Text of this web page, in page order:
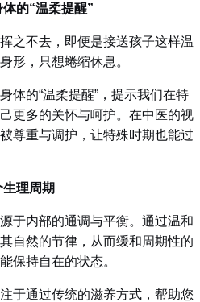
的“温柔提醒”
之不去，即便是接送孩子这样温
形，只想蜷缩休息。
体的“温柔提醒”，提示我们在特
更多的关怀与呵护。在中医的视
尊重与调护，让特殊时期也能过
理周期
于内部的通调与平衡。通过温和
自然的节律，从而缓和周期性的
保持自在的状态。
于通过传统的滋养方式，帮助您